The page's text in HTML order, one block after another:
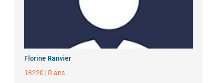
Florine Ranvier
18220 | Rians